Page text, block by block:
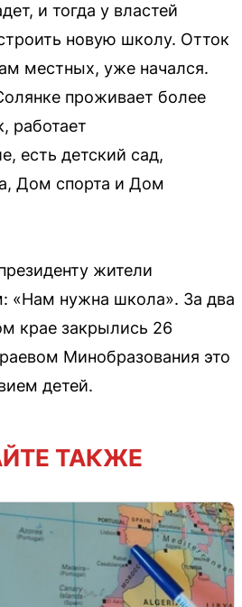
и тогда у властей
новую школу. Отток
местных, уже начался.
проживает более
работает
есть детский сад,
Дом спорта и Дом
жители
«Нам нужна школа». За два
крае закрылись 26
Минобразования это
детей.
ТАКЖЕ